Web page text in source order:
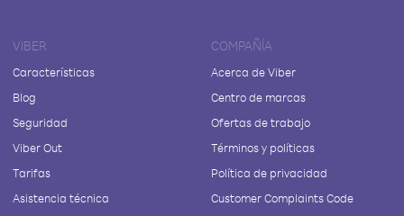
VIBER
Características
Blog
Seguridad
Viber Out
Tarifas
Asistencia técnica
COMPAÑÍA
Acerca de Viber
Centro de marcas
Ofertas de trabajo
Términos y políticas
Política de privacidad
Customer Complaints Code